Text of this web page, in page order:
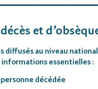
et
diffusés au niveau
essentielles :
décédée